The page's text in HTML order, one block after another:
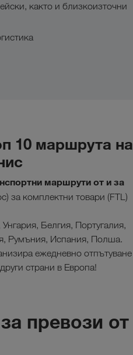
както и близкоизточни
10 маршрута на
маршрути от и за
за комплектни товари (FTL)
Белгия, Португалия,
Румъния, Испания, Полша.
ежедневно отпътуване
страни в Европа!
превози от